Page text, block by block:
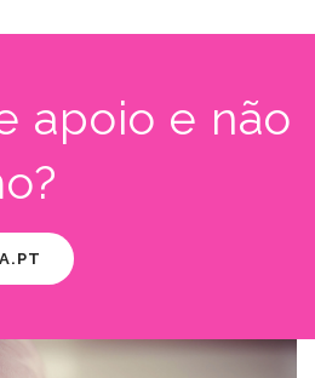
apoio e não